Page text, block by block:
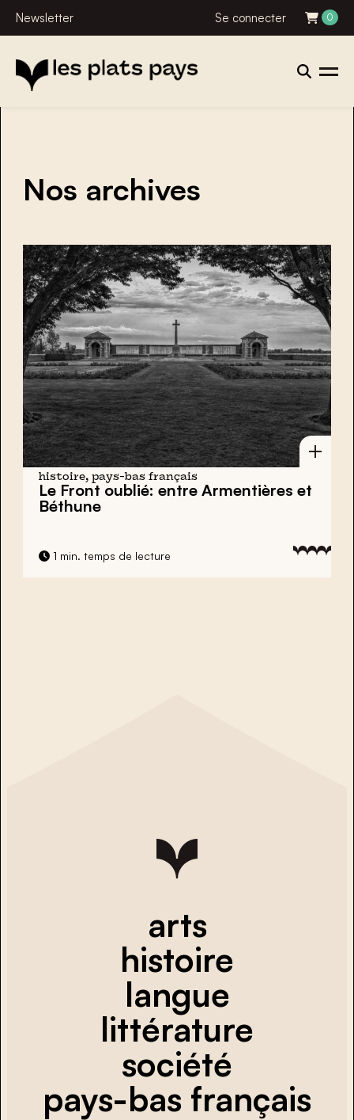
Newsletter Se connecter 0
Nos archives
histoire, pays-bas français
Le Front oublié: entre Armentières et
Béthune
1 min. temps de lecture
arts
histoire
langue
littérature
société
pays-bas français